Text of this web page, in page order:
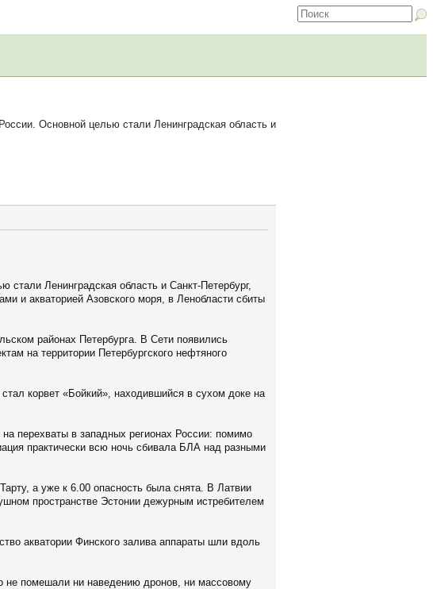
Основной целью стали Ленинградская область и
Ленинградская область и Санкт-Петербург,
и акваторией Азовского моря, в Ленобласти сбиты
районах Петербурга. В Сети появились
на территории Петербургского нефтяного
корвет «Бойкий», находившийся в сухом доке на
перехваты в западных регионах России: помимо
практически всю ночь сбивала БЛА над разными
а уже к 6.00 опасность была снята. В Латвии
пространстве Эстонии дежурным истребителем
акватории Финского залива аппараты шли вдоль
не помешали ни наведению дронов, ни массовому